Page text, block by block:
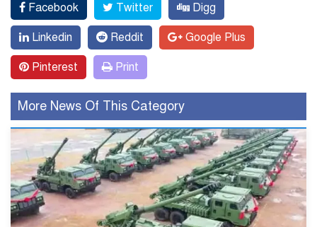
Facebook Twitter Digg
Linkedin Reddit Google Plus
Pinterest Print
More News Of This Category